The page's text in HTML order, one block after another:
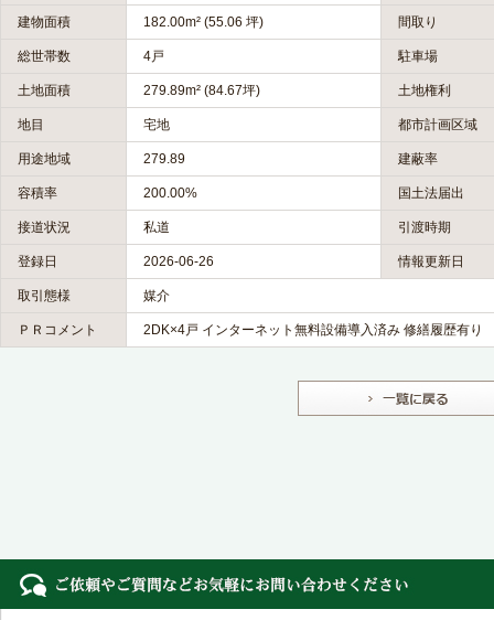
建物面積 182.00m² (55.06 坪) 間取り
総世帯数 4戸 駐車場
土地面積 279.89m² (84.67坪) 土地権利
地目 宅地 都市計画区域
用途地域 279.89 建蔽率
容積率 200.00% 国土法届出
接道状況 私道 引渡時期
登録日 2026-06-26 情報更新日
取引態様 媒介
ＰＲコメント 2DK×4戸 インターネット無料設備導入済み 修繕履歴有